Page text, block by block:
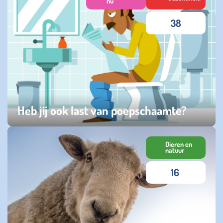
Heb jij ook last van poepschaamte?
maandag 06 oktober 2025
38
Dieren en
natuur
16